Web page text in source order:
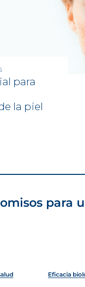
para
la piel
para
Eficacia